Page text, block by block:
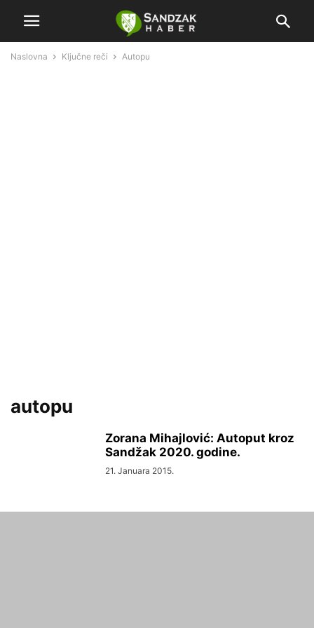
Naslovna Ključne reči Autopu
autopu
Zorana Mihajlović: Autoput kroz
Sandžak 2020. godine.
21. Januara 2015.